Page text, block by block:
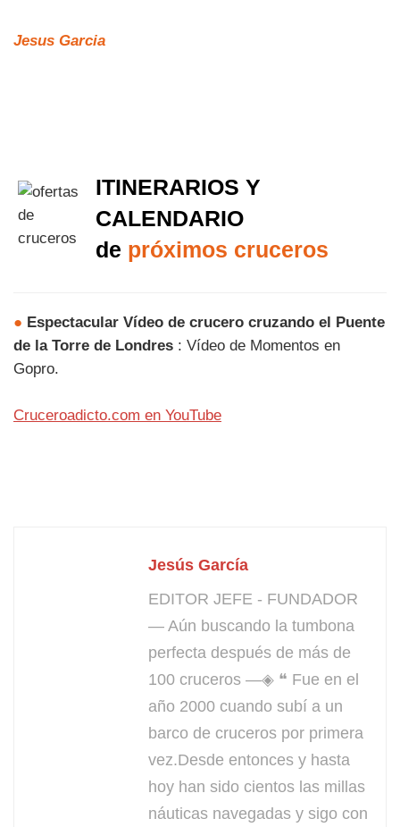
Jesus Garcia
ITINERARIOS Y
CALENDARIO
de próximos cruceros
● Espectacular Vídeo de crucero cruzando el Puente
de la Torre de Londres : Vídeo de Momentos en
Gopro.
Cruceroadicto.com en YouTube
Jesús García
EDITOR JEFE - FUNDADOR
— Aún buscando la tumbona
perfecta después de más de
100 cruceros —◈ ❝ Fue en el
año 2000 cuando subí a un
barco de cruceros por primera
vez.Desde entonces y hasta
hoy han sido cientos las millas
náuticas navegadas y sigo con